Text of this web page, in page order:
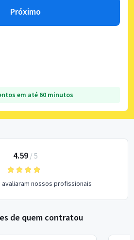
Próximo
em até 60 minutos
4.59/ 5
nossos profissionais
de quem contratou